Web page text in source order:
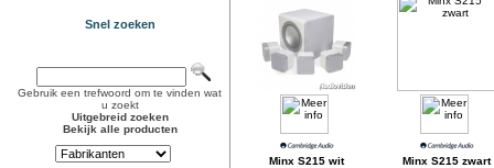
Snel zoeken
Gebruik een trefwoord om te vinden wat
u zoekt
Uitgebreid zoeken
Bekijk alle producten
Minx S215 wit Minx S215 zwart